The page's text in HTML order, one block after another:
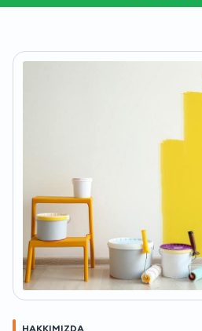
HAKKIMIZDA